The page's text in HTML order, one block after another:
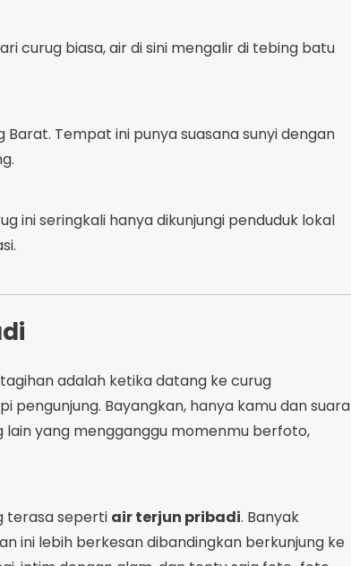
curug biasa, air di sini mengalir di tebing batu
Barat. Tempat ini punya suasana sunyi dengan
ini seringkali hanya dikunjungi penduduk lokal
adalah ketika datang ke curug
Bayangkan, hanya kamu dan suara
lain yang mengganggu momenmu berfoto,
terasa seperti air terjun pribadi. Banyak
ini lebih berkesan dibandingkan berkunjung ke